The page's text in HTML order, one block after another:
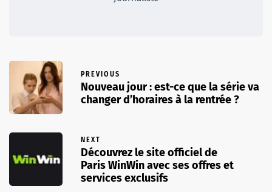
PREVIOUS
Nouveau jour : est-ce que la série va
changer d’horaires à la rentrée ?
NEXT
Découvrez le site officiel de
Paris WinWin avec ses offres et
services exclusifs